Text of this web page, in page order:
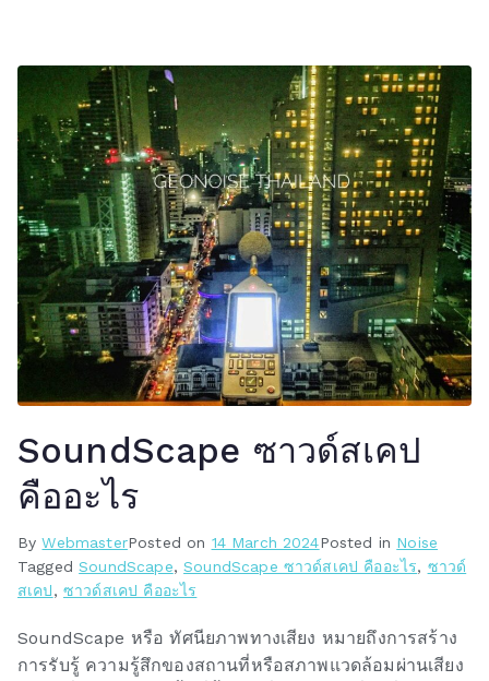
SoundScape ซาวด์สเคป
คืออะไร
ByWebmasterPosted on 14 March 2024Posted in Noise
TaggedSoundScape,SoundScape ซาวด์สเคป คืออะไร, ซาวด์
สเคป, ซาวด์สเคป คืออะไร
SoundScape หรือ ทัศนียภาพทางเสียง หมายถึงการสร้าง
การรับรู้ ความรู้สึกของสถานที่หรือสภาพแวดล้อมผ่านเสียง